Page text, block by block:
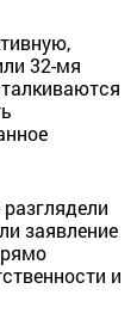
32-мя
заявление
и